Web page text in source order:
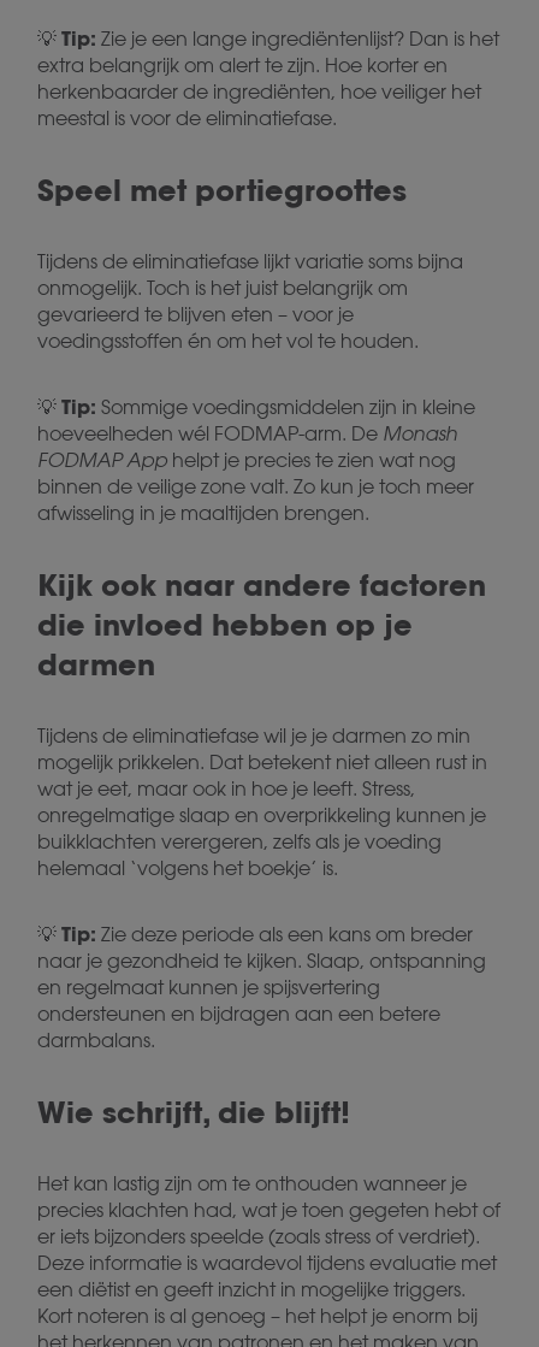
💡 Tip: Zie je een lange ingrediëntenlijst? Dan is het
extra belangrijk om alert te zijn. Hoe korter en
herkenbaarder de ingrediënten, hoe veiliger het
meestal is voor de eliminatiefase.
Speel met portiegroottes
Tijdens de eliminatiefase lijkt variatie soms bijna
onmogelijk. Toch is het juist belangrijk om
gevarieerd te blijven eten – voor je
voedingsstoffen én om het vol te houden.
💡 Tip: Sommige voedingsmiddelen zijn in kleine
hoeveelheden wél FODMAP-arm. De Monash
FODMAP App helpt je precies te zien wat nog
binnen de veilige zone valt. Zo kun je toch meer
afwisseling in je maaltijden brengen.
Kijk ook naar andere factoren
die invloed hebben op je
darmen
Tijdens de eliminatiefase wil je je darmen zo min
mogelijk prikkelen. Dat betekent niet alleen rust in
wat je eet, maar ook in hoe je leeft. Stress,
onregelmatige slaap en overprikkeling kunnen je
buikklachten verergeren, zelfs als je voeding
helemaal ‘volgens het boekje’ is.
💡 Tip: Zie deze periode als een kans om breder
naar je gezondheid te kijken. Slaap, ontspanning
en regelmaat kunnen je spijsvertering
ondersteunen en bijdragen aan een betere
darmbalans.
Wie schrijft, die blijft!
Het kan lastig zijn om te onthouden wanneer je
precies klachten had, wat je toen gegeten hebt of
er iets bijzonders speelde (zoals stress of verdriet).
Deze informatie is waardevol tijdens evaluatie met
een diëtist en geeft inzicht in mogelijke triggers.
Kort noteren is al genoeg – het helpt je enorm bij
het herkennen van patronen en het maken van